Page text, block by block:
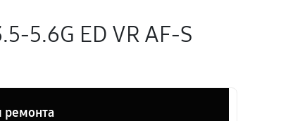
5.6G ED VR AF-S
ремонта